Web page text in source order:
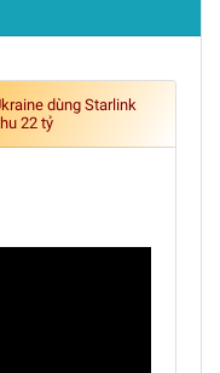
dùng Starlink
22 tỷ